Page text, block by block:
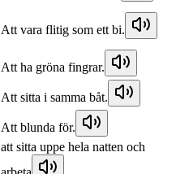
Att vara flitig som ett bi.
Att ha gröna fingrar.
Att sitta i samma båt.
Att blunda för.
att sitta uppe hela natten och